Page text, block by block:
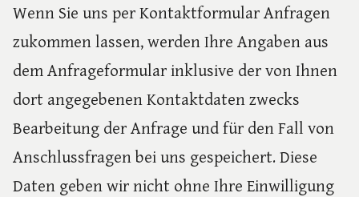
Wenn Sie uns per Kontaktformular Anfragen
zukommen lassen, werden Ihre Angaben aus
dem Anfrageformular inklusive der von Ihnen
dort angegebenen Kontaktdaten zwecks
Bearbeitung der Anfrage und für den Fall von
Anschlussfragen bei uns gespeichert. Diese
Daten geben wir nicht ohne Ihre Einwilligung